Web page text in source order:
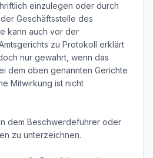
einzulegen oder durch
Geschäftsstelle des
kann auch vor der
zu Protokoll erklärt
nur gewahrt, wenn das
dem oben genannten Gerichte
Mitwirkung ist nicht
dem Beschwerdeführer oder
zu unterzeichnen.